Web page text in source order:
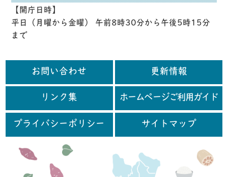
【開庁日時】
平日（月曜から金曜） 午前8時30分から午後5時15分
まで
お問い合わせ 更新情報
リンク集 ホームページご利用ガイド
プライバシーポリシー サイトマップ